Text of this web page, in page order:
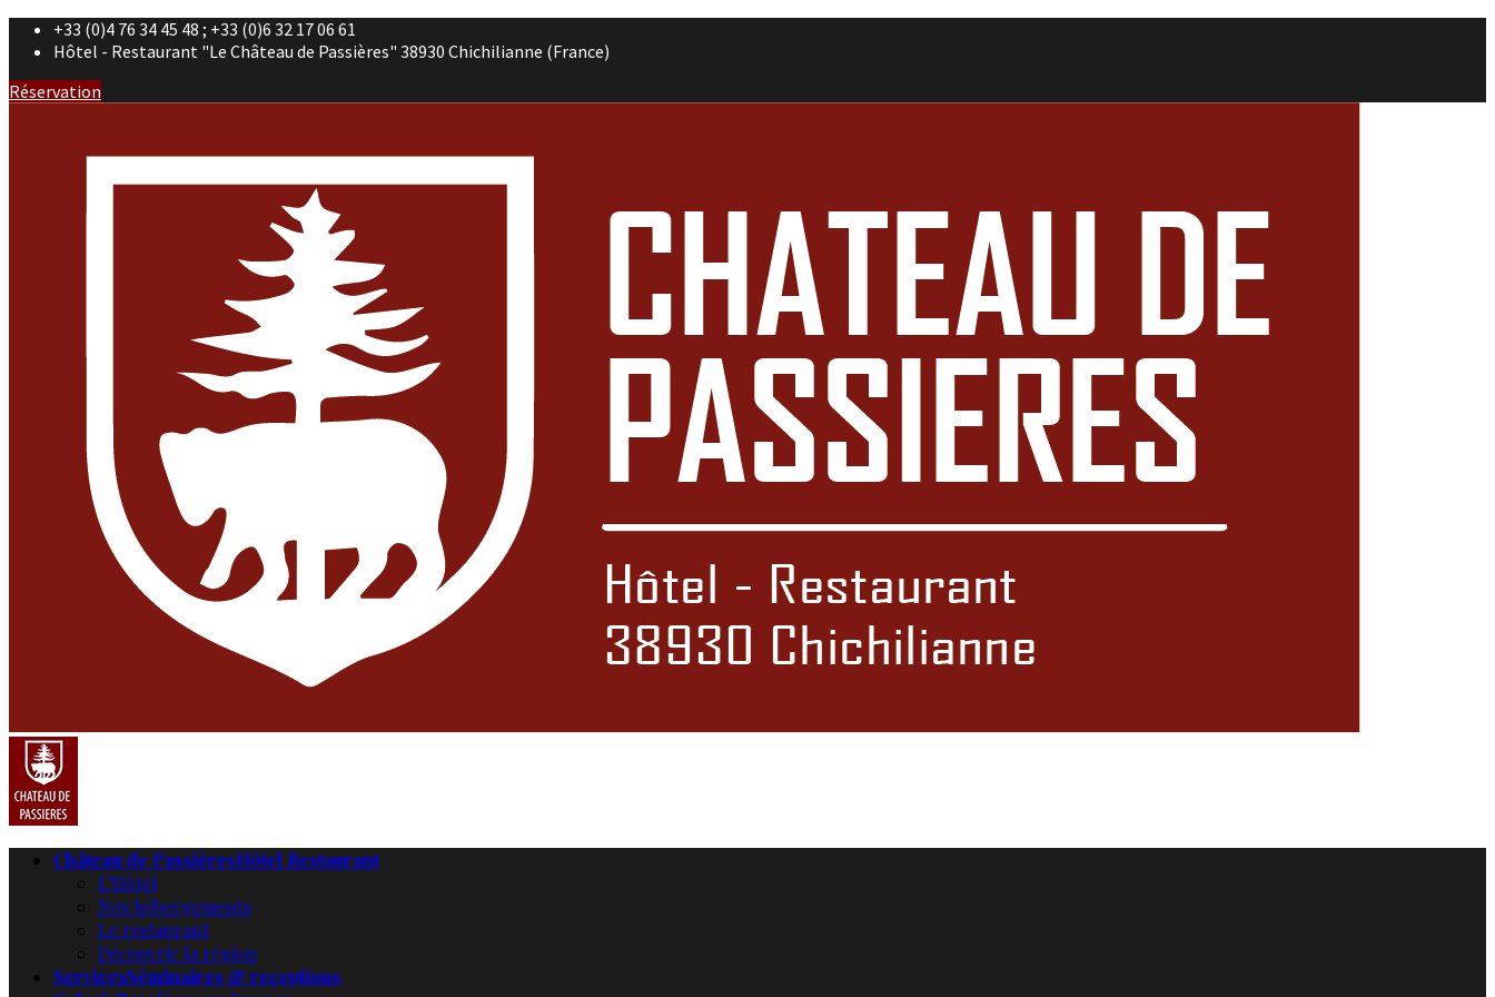
+33 (0)4 76 34 45 48 ; +33 (0)6 32 17 06 61
Hôtel - Restaurant "Le Château de Passières" 38930 Chichilianne (France)
Réservation
Château de PassièresHôtel Restaurant
L’Hôtel
Nos hébergements
Le restaurant
Découvrir la région
ServicesSéminaires & receptions